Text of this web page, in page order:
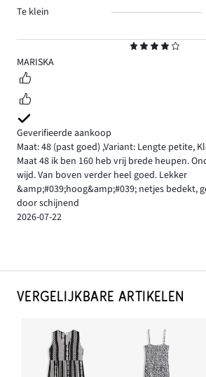
4
MARISKA
Geverifieerde aankoop
Maat: 48 (past goed) ,Variant: Lengte petite,
Maat 48 ik ben 160 heb vrij brede heupen.
wijd. Van boven verder heel goed. Lekker
&amp;#039;hoog&amp;#039; netjes bedekt,
door schijnend
2026-07-22
Te klein
VERGELIJKBARE ARTIKELEN